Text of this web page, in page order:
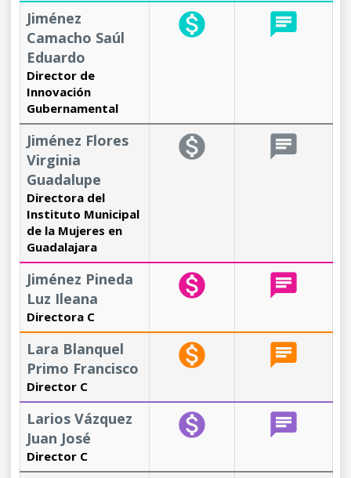
Jiménez
Camacho Saúl
Eduardo
Director de
Innovación
Gubernamental
monetization_on chat
Jiménez Flores
Virginia
Guadalupe
Directora del
Instituto Municipal
de la Mujeres en
Guadalajara
monetization_on chat
Jiménez Pineda
Luz Ileana
Directora C
monetization_on chat
Lara Blanquel
Primo Francisco
Director C
monetization_on chat
Larios Vázquez
Juan José
Director C
monetization_on chat